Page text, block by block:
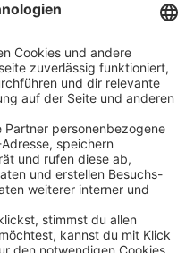
Im Anschluss an deine
per E-Mail oder
zu sehen.